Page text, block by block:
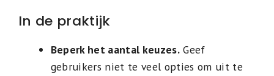
In de praktijk
Beperk het aantal keuzes. Geef
gebruikers niet te veel opties om uit te